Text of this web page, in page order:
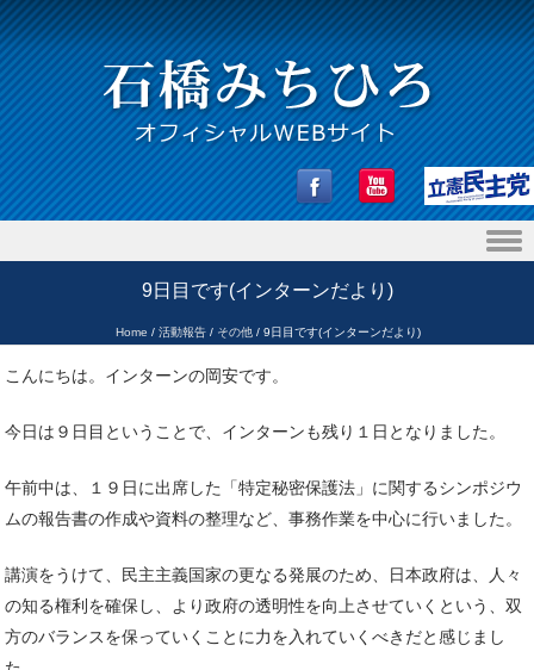
9日目です(インターンだより)
Home / 活動報告/ その他/ 9日目です(インターンだより)
こんにちは。インターンの岡安です。
今日は９日目ということで、インターンも残り１日となりました。
午前中は、１９日に出席した「特定秘密保護法」に関するシンポジウ
ムの報告書の作成や資料の整理など、事務作業を中心に行いました。
講演をうけて、民主主義国家の更なる発展のため、日本政府は、人々
の知る権利を確保し、より政府の透明性を向上させていくという、双
方のバランスを保っていくことに力を入れていくべきだと感じまし